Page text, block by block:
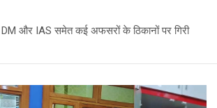
DM और IAS समेत कई अफसरों के ठिकानों पर गिरी